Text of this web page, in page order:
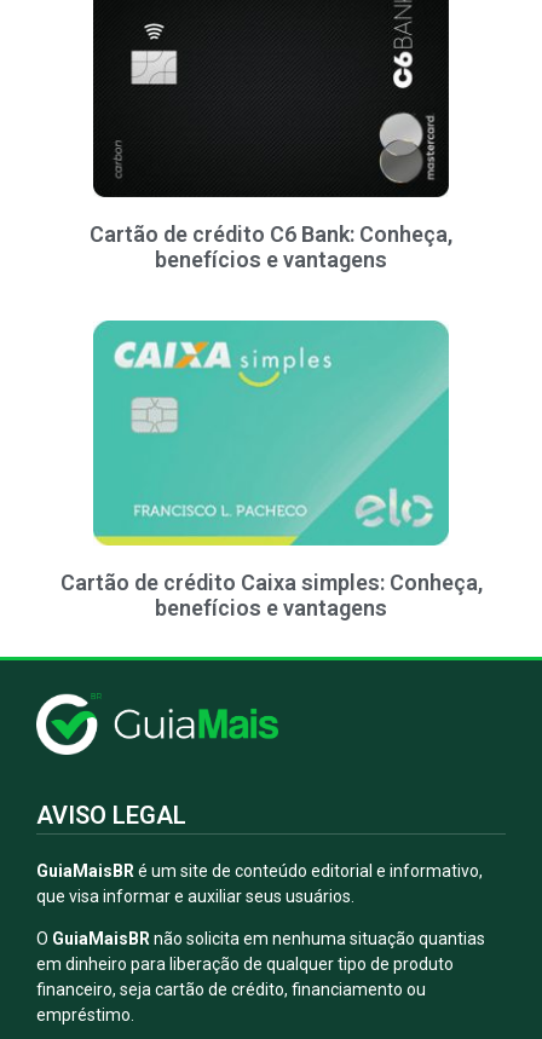
Cartão de crédito C6 Bank: Conheça,
benefícios e vantagens
Cartão de crédito Caixa simples: Conheça,
benefícios e vantagens
AVISO LEGAL
GuiaMaisBR é um site de conteúdo editorial e informativo,
que visa informar e auxiliar seus usuários.
O GuiaMaisBR não solicita em nenhuma situação quantias
em dinheiro para liberação de qualquer tipo de produto
financeiro, seja cartão de crédito, financiamento ou
empréstimo.